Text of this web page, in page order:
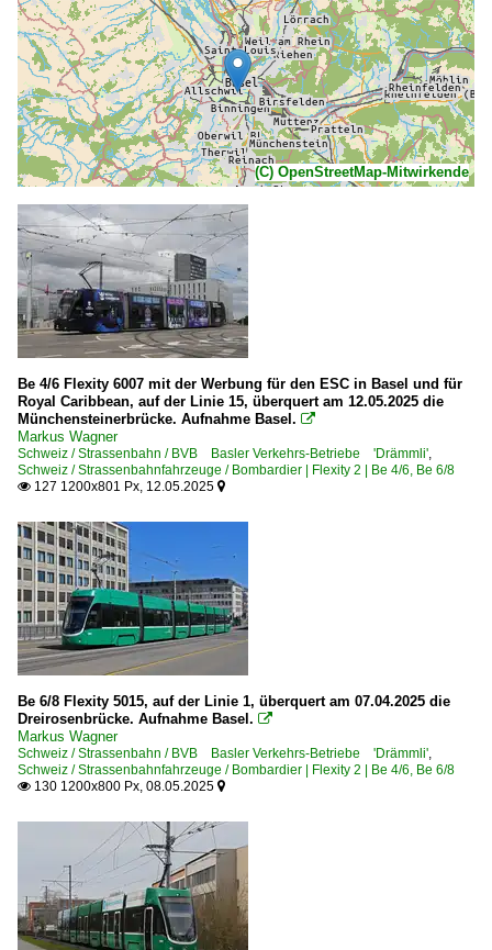
(C) OpenStreetMap-Mitwirkende
Be 4/6 Flexity 6007 mit der Werbung für den ESC in Basel und für
Royal Caribbean, auf der Linie 15, überquert am 12.05.2025 die
Münchensteinerbrücke. Aufnahme Basel. 
Markus Wagner
Schweiz / Strassenbahn / BVB Basler Verkehrs-Betriebe 'Drämmli',
Schweiz / Strassenbahnfahrzeuge / Bombardier | Flexity 2 | Be 4/6, Be 6/8
 127 1200x801 Px, 12.05.2025 
Be 6/8 Flexity 5015, auf der Linie 1, überquert am 07.04.2025 die
Dreirosenbrücke. Aufnahme Basel. 
Markus Wagner
Schweiz / Strassenbahn / BVB Basler Verkehrs-Betriebe 'Drämmli',
Schweiz / Strassenbahnfahrzeuge / Bombardier | Flexity 2 | Be 4/6, Be 6/8
 130 1200x800 Px, 08.05.2025 